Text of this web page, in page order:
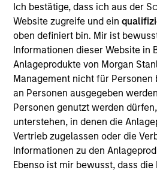
Ich bestätige, dass ich aus der
Website zugreife und ein
oben definiert bin. Mir ist
Informationen dieser Website in
Anlageprodukte von Morgan
Management nicht für
an Personen ausgegeben
Personen genutzt werden
unterstehen, in denen die
Vertrieb zugelassen oder die
Informationen zu den
Ebenso ist mir bewusst, dass
at reasonable valuations that can
returns on operating capital over
of financially material ESG risks
active, portfolio manager-led
of the investment process. The
generate attractive long-term
downside participation in